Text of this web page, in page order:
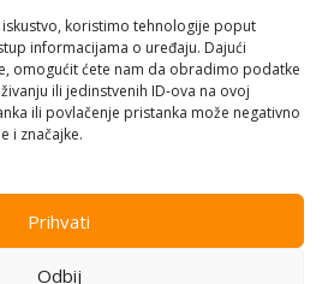
koristimo tehnologije poput
informacijama o uređaju. Dajući
omogućit ćete nam da obradimo podatke
ili jedinstvenih ID-ova na ovoj
ili povlačenje pristanka može negativno
i značajke.
Prihvati
Odbij
Lukavac